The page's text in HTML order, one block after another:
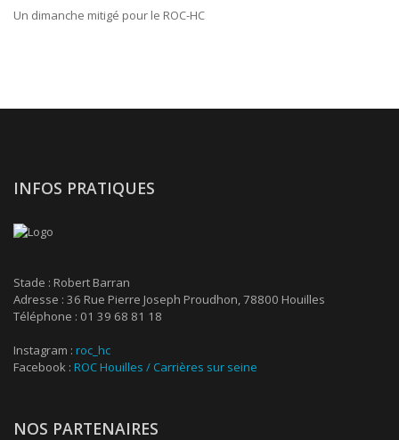
Un dimanche mitigé pour le ROC-HC
INFOS PRATIQUES
Stade : Robert Barran
Adresse : 36 Rue Pierre Joseph Proudhon, 78800 Houilles
Téléphone : 01 39 68 81 18
Instagram : roc_hc
Facebook : ROC Houilles / Carrières sur seine
NOS PARTENAIRES